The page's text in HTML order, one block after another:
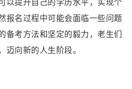
报名过程中可能会面临一些问题
备考方法和坚定的毅力，老生们
迈向新的人生阶段。